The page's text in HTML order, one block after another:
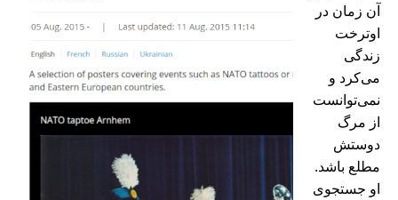
آن زمان در
اوترخت
زندگی
می‌کرد و
نمی‌توانست
از مرگ
دوستش
مطلع باشد.
او جستجوی